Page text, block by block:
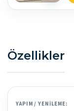
Özellikler
YAPIM / YENILEME: